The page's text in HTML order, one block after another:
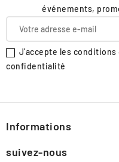
événements,
J'accepte les
confidentialité
Informations
suivez-nous